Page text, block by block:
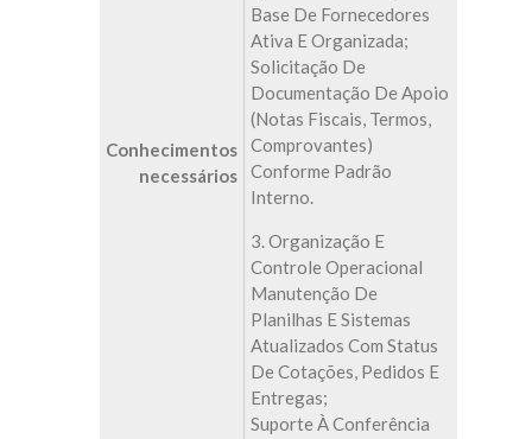
Conhecimentos
necessários
Base De Fornecedores
Ativa E Organizada;
Solicitação De
Documentação De Apoio
(notas Fiscais, Termos,
Comprovantes)
Conforme Padrão
Interno.
3. Organização E
Controle Operacional
Manutenção De
Planilhas E Sistemas
Atualizados Com Status
De Cotações, Pedidos E
Entregas;
Suporte À Conferência